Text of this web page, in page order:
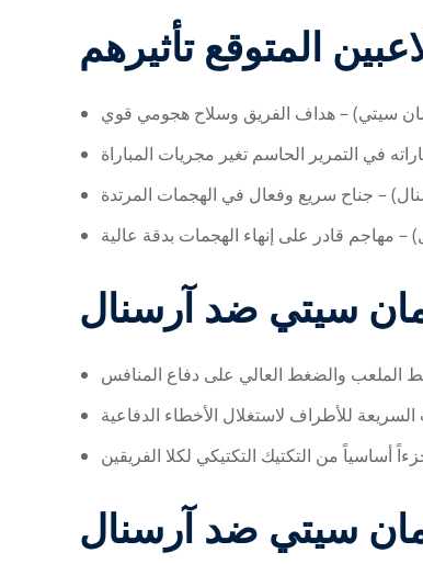
المتوقع تأثيرهم
مان سيتي ضد آرسنال
مان سيتي ضد آرسنال